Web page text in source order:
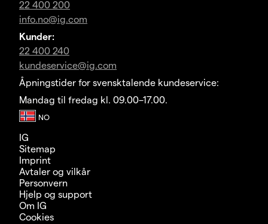
22 400 200
info.no@ig.com
Kunder:
22 400 240
kundeservice@ig.com
Åpningstider for svensktalende kundeservice:
Mandag til fredag kl. 09.00–17.00.
IG
Sitemap
Imprint
Avtaler og vilkår
Personvern
Hjelp og support
Om IG
Cookies